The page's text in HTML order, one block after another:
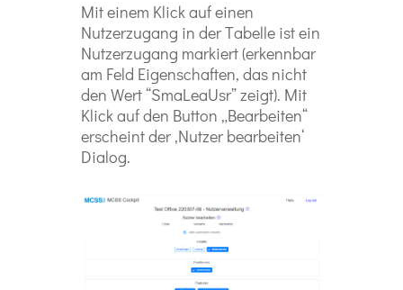
Mit einem Klick auf einen
Nutzerzugang in der Tabelle ist ein
Nutzerzugang markiert (erkennbar
am Feld Eigenschaften, das nicht
den Wert “SmaLeaUsr” zeigt). Mit
Klick auf den Button „Bearbeiten“
erscheint der ‚Nutzer bearbeiten‘
Dialog.